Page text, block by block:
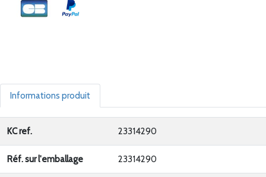
Informations produit
KC ref. 23314290
Réf. sur l'emballage 23314290